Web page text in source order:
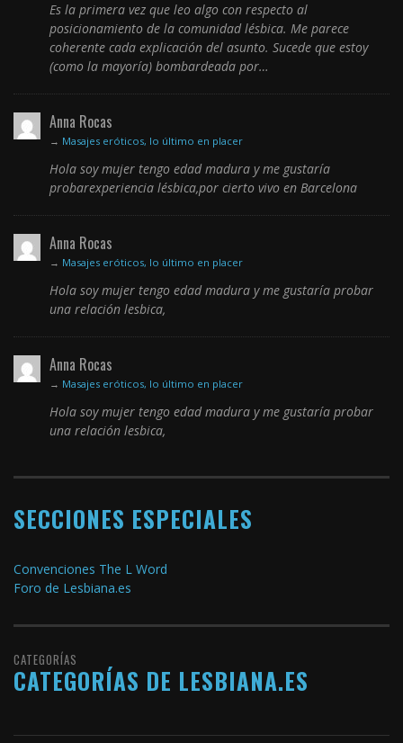
Es la primera vez que leo algo con respecto al
posicionamiento de la comunidad lésbica. Me parece
coherente cada explicación del asunto. Sucede que estoy
(como la mayoría) bombardeada por…
Anna Rocas
→ Masajes eróticos, lo último en placer
Hola soy mujer tengo edad madura y me gustaría
probarexperiencia lésbica,por cierto vivo en Barcelona
Anna Rocas
→ Masajes eróticos, lo último en placer
Hola soy mujer tengo edad madura y me gustaría probar
una relación lesbica,
Anna Rocas
→ Masajes eróticos, lo último en placer
Hola soy mujer tengo edad madura y me gustaría probar
una relación lesbica,
SECCIONES ESPECIALES
Convenciones The L Word
Foro de Lesbiana.es
CATEGORÍAS
CATEGORÍAS DE LESBIANA.ES